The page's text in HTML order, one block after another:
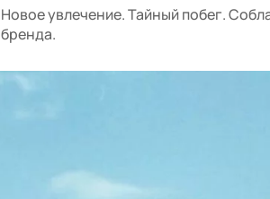
Новое увлечение. Тайный побег.
бренда.